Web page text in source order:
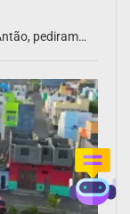
pediram…